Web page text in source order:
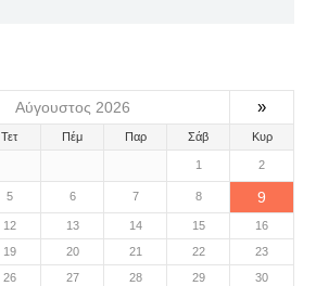
Αύγουστος 2026 »
Τετ Πέμ Παρ Σάβ Κυρ
1 2
5 6 7 8 9
12 13 14 15
16
19 20 21 22
23
26 27 28 29 30